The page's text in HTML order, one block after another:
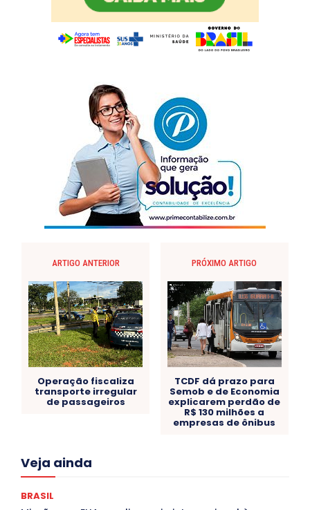
ARTIGO ANTERIOR
Operação fiscaliza
transporte irregular
de passageiros
PRÓXIMO ARTIGO
TCDF dá prazo para
Semob e de Economia
explicarem perdão de
R$ 130 milhões a
empresas de ônibus
Veja ainda
Acre
Congressuanas & Esplanadumas
BRASIL